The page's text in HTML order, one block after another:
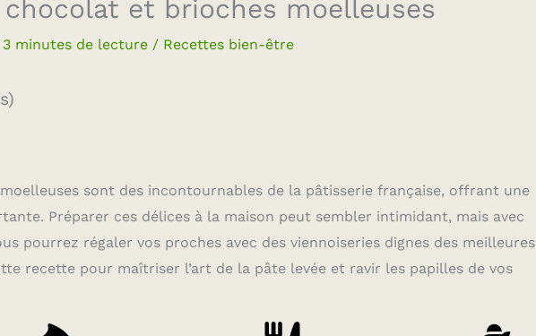
et brioches moelleuses
3 minutes de lecture / Recettes bien-être
sont des incontournables de la pâtisserie française, offrant une
Préparer ces délices à la maison peut sembler intimidant, mais avec
pourrez régaler vos proches avec des viennoiseries dignes des meilleures
recette pour maîtriser l’art de la pâte levée et ravir les papilles de vos